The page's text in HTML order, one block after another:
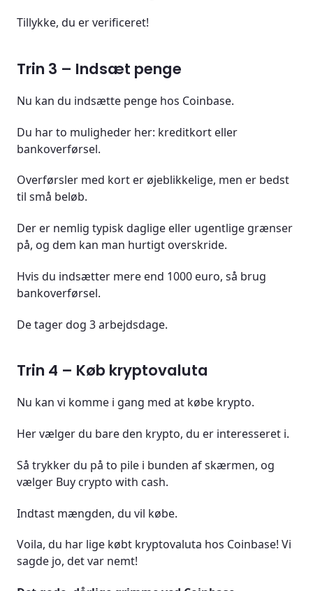
Tillykke, du er verificeret!
Trin 3 – Indsæt penge
Nu kan du indsætte penge hos Coinbase.
Du har to muligheder her: kreditkort eller
bankoverførsel.
Overførsler med kort er øjeblikkelige, men er bedst
til små beløb.
Der er nemlig typisk daglige eller ugentlige grænser
på, og dem kan man hurtigt overskride.
Hvis du indsætter mere end 1000 euro, så brug
bankoverførsel.
De tager dog 3 arbejdsdage.
Trin 4 – Køb kryptovaluta
Nu kan vi komme i gang med at købe krypto.
Her vælger du bare den krypto, du er interesseret i.
Så trykker du på to pile i bunden af skærmen, og
vælger Buy crypto with cash.
Indtast mængden, du vil købe.
Voila, du har lige købt kryptovaluta hos Coinbase! Vi
sagde jo, det var nemt!